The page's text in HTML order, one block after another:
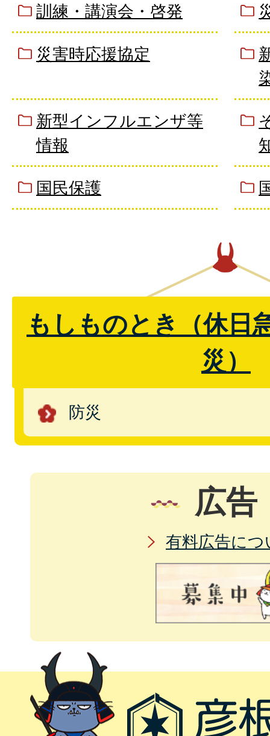
訓練・講演会・啓発
災害時応援協定
新型インフルエンザ等
情報
国民保護
もしものとき（休日
災）
防災
広告
有料広告につ